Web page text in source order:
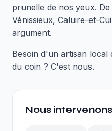
prunelle de nos yeux. De
Vénissieux, Caluire-et-
argument.
Besoin d'un artisan local
du coin ? C'est nous.
Nous